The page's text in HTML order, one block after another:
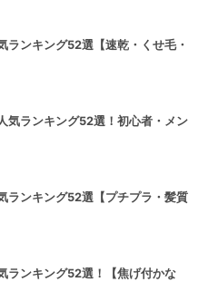
ランキング52選【速乾・くせ毛・
気ランキング52選！初心者・メン
ランキング52選【プチプラ・髪質
ランキング52選！【焦げ付かな